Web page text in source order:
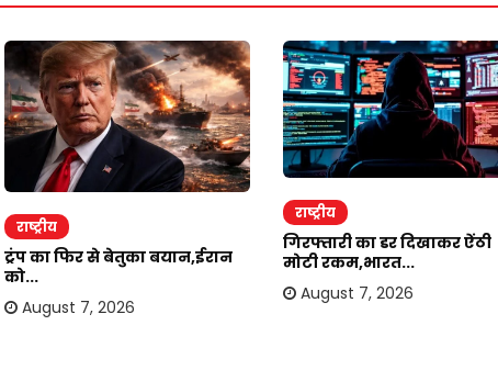
राष्ट्रीय
ट्रंप का फिर से बेतुका बयान,ईरान
को...
August 7, 2026
राष्ट्रीय
गिरफ्तारी का डर दिखाकर ऐंठी
मोटी रकम,भारत...
August 7, 2026